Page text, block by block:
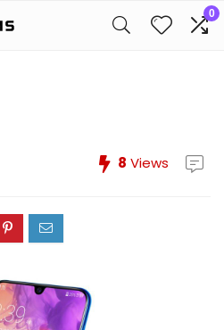
0
8 Views